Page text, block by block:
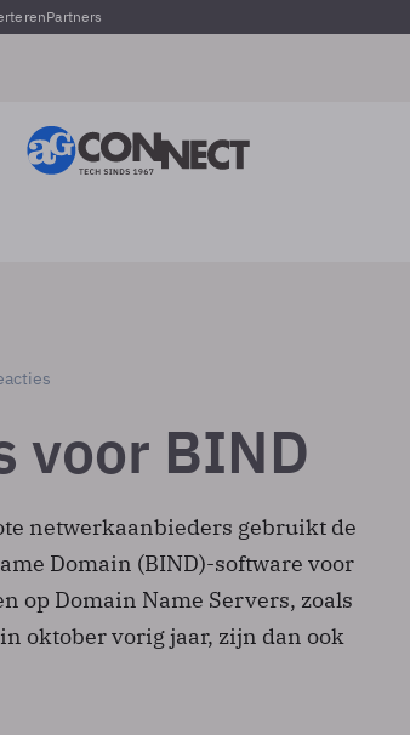
Partners
voor BIND
netwerkaanbieders gebruikt de
Domain (BIND)-software voor
op Domain Name Servers, zoals
oktober vorig jaar, zijn dan ook